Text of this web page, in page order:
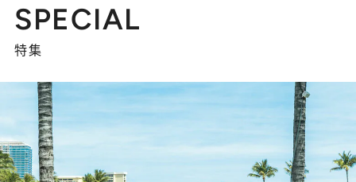
SPECIAL
特集